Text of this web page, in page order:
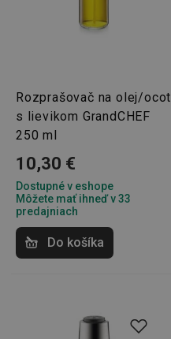
Rozprašovač na olej/ocot
s lievikom GrandCHEF
250 ml
10,30 €
Dostupné v eshope
Môžete mať ihneď v 33
predajniach
Do košíka